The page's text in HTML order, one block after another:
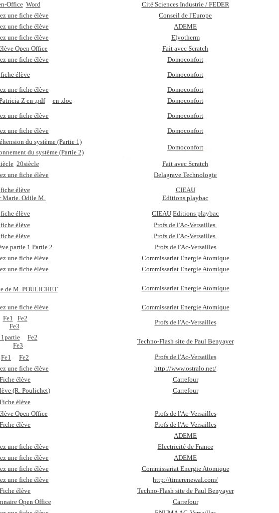
Office Word Cité Sciences Industrie / FEDER
une fiche élève Conseil de l'Europe
une fiche élève ADEME
une fiche élève Elyotherm
Open Office Fait avec Scratch
une fiche élève Domoconfort
fiche élève Domoconfort
une fiche élève Domoconfort
Z en .pdf en .doc Domoconfort
une fiche élève Domoconfort
une fiche élève Domoconfort
du système (Partie 1)
du système (Partie 2)
Domoconfort
20siècle Fait avec Scratch
une fiche élève Delagrave Technologie
fiche élève
Marie. Odile M.
CIEAU
Editions playbac
fiche élève CIEAU Editions playbac
fiche élève Profs de l'Ac-Versailles
fiche élève Profs de l'Ac-Versailles
partie 1 Partie 2 Profs de l'Ac-Versailles
une fiche élève Commissariat Energie Atomique
une fiche élève Commissariat Energie Atomique
de M. POULICHET Commissariat Energie Atomique
une fiche élève Commissariat Energie Atomique
Fe1
Fe2
Fe3
Profs de l'Ac-Versailles
1partie
Fe2
Fe3
Techno-Flash site de Paul Benyayer
Fe1 Fe2 Profs de l'Ac-Versailles
une fiche élève http://www.ostralo.net/
Fiche élève Carrefour
(R. Poulichet) Carrefour
Fiche élève
Open Office Profs de l'Ac-Versailles
Fiche élève Profs de l'Ac-Versailles
ADEME
une fiche élève Electricité de France
une fiche élève ADEME
une fiche élève Commissariat Energie Atomique
une fiche élève http://timerenewal.com/
Fiche élève Techno-Flash site de Paul Benyayer
Open Office Carrefour